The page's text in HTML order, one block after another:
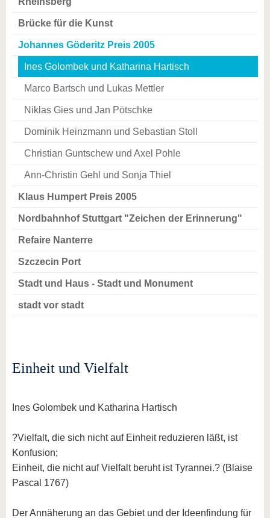
Brücke für die Kunst
Johannes Göderitz Preis 2005
Ines Golombek und Katharina Hartisch
Marco Bartsch und Lukas Mettler
Niklas Gies und Jan Pötschke
Dominik Heinzmann und Sebastian Stoll
Christian Guntschew und Axel Pohle
Ann-Christin Gehl und Sonja Thiel
Klaus Humpert Preis 2005
Nordbahnhof Stuttgart "Zeichen der Erinnerung"
Refaire Nanterre
Szczecin Port
Stadt und Haus - Stadt und Monument
stadt vor stadt
Einheit und Vielfalt
Ines Golombek und Katharina Hartisch
?Vielfalt, die sich nicht auf Einheit reduzieren läßt, ist
Konfusion;
Einheit, die nicht auf Vielfalt beruht ist Tyrannei.? (Blaise
Pascal 1767)
Der Annäherung an das Gebiet und der Ideenfindung für